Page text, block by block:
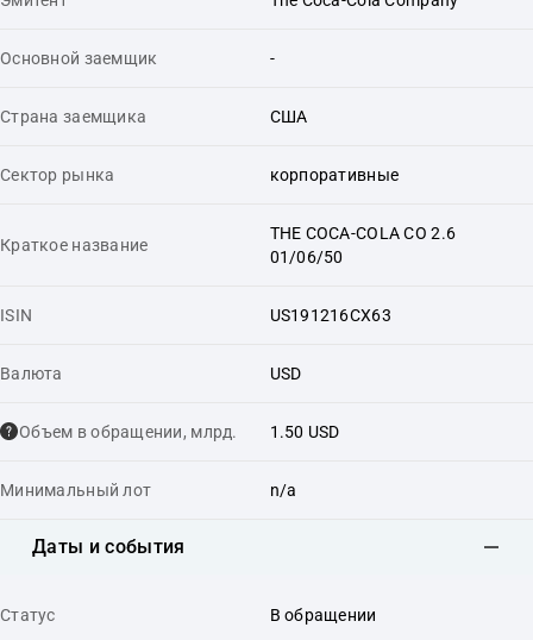
Основной заемщик -
Страна заемщика США
Сектор рынка корпоративные
Краткое название
THE COCA-COLA CO 2.6
01/06/50
ISIN US191216CX63
Валюта USD
Объем в обращении, млрд. 1.50 USD
Минимальный лот n/a
Даты и события
Статус В обращении